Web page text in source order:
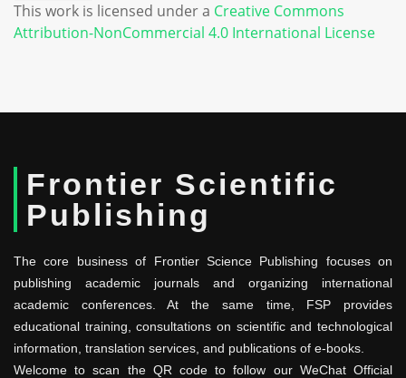
This work is licensed under a Creative Commons
Attribution-NonCommercial 4.0 International License
Frontier Scientific
Publishing
The core business of Frontier Science Publishing focuses on
publishing academic journals and organizing international
academic conferences. At the same time, FSP provides
educational training, consultations on scientific and technological
information, translation services, and publications of e-books.
Welcome to scan the QR code to follow our WeChat Official